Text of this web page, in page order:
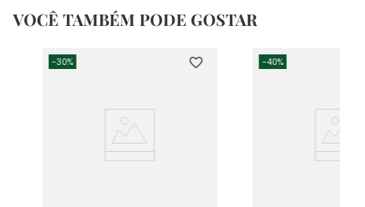
VOCÊ TAMBÉM PODE GOSTAR
-30% -40%